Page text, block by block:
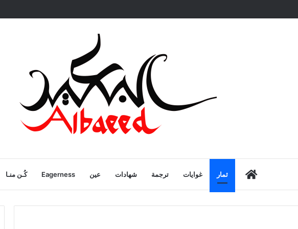
الرئيسية
ثمار غوايات ترجمة شهادات عين Eagerness كُـن منـا